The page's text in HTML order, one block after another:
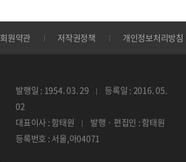
회원약관 저작권정책 개인정보처리방침
발행일 : 1954. 03. 29
등록일 : 2016. 05.
02
대표이사 : 함태원
발행 · 편집인 : 함태원
등록번호 : 서울,아04071